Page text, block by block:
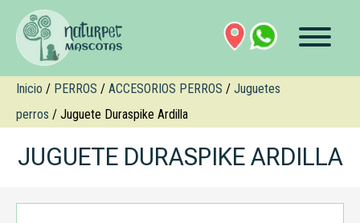
Inicio / PERROS / ACCESORIOS PERROS / Juguetes
perros / Juguete Duraspike Ardilla
JUGUETE DURASPIKE ARDILLA